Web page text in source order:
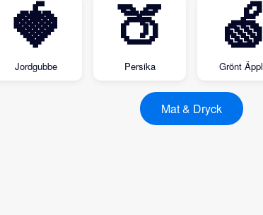
🍓
Jordgubbe
🍑
Persika
🍏
Grönt
Mat & Dryck